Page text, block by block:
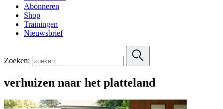
Abonneren
Shop
Trainingen
Nieuwsbrief
Zoeken:
verhuizen naar het platteland